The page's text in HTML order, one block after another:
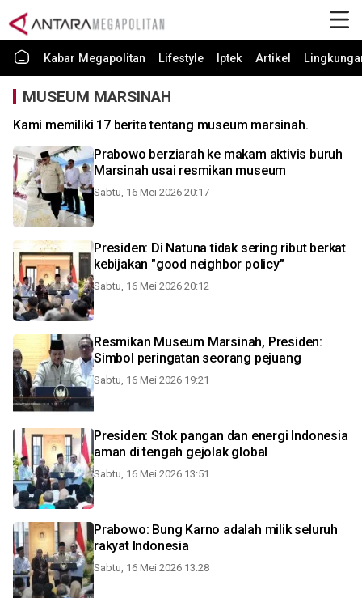
Kabar Megapolitan Lifestyle Iptek Artikel
MUSEUM MARSINAH
Kami memiliki 17 berita tentang museum marsinah.
Prabowo berziarah ke makam aktivis buruh
Marsinah usai resmikan museum
Sabtu, 16 Mei 2026 20:17
Presiden: Di Natuna tidak sering ribut berkat
kebijakan "good neighbor policy"
Sabtu, 16 Mei 2026 20:12
Resmikan Museum Marsinah, Presiden:
Simbol peringatan seorang pejuang
Sabtu, 16 Mei 2026 19:21
Presiden: Stok pangan dan energi Indonesia
aman di tengah gejolak global
Sabtu, 16 Mei 2026 13:51
Prabowo: Bung Karno adalah milik seluruh
rakyat Indonesia
Sabtu, 16 Mei 2026 13:28